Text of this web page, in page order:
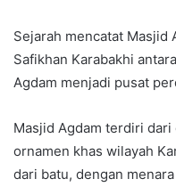
Sejarah mencatat Masjid
Safikhan Karabakhi
Agdam menjadi pusat
Masjid Agdam terdiri
ornamen khas wilayah
dari batu, dengan